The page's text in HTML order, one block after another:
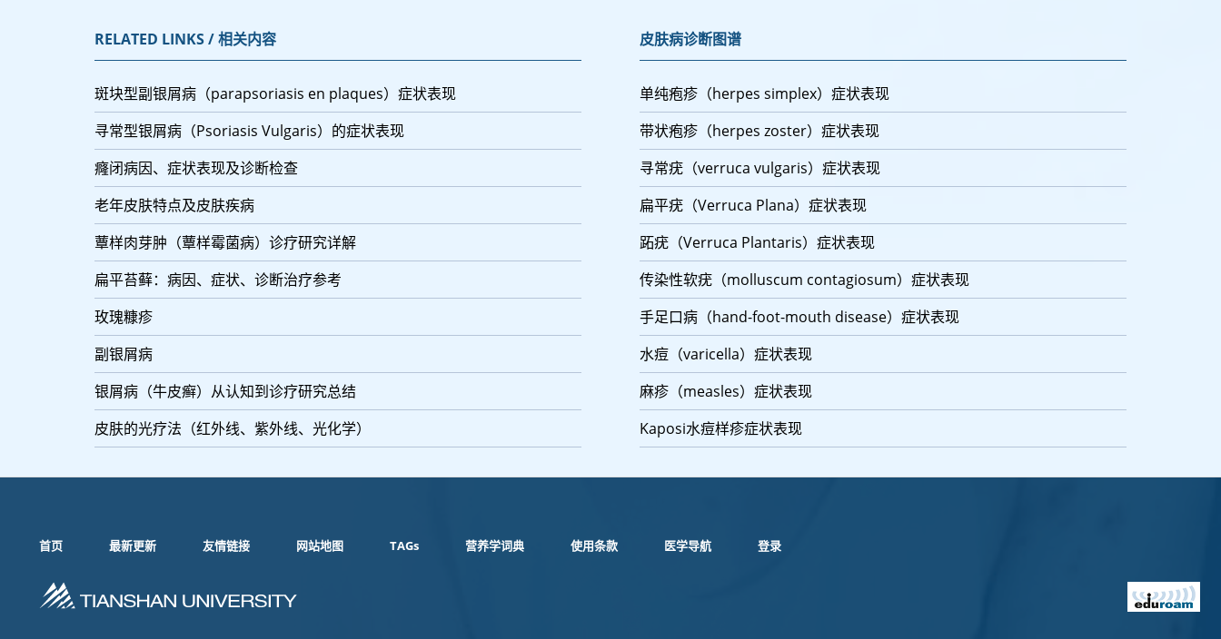
RELATED LINKS / 相关内容
斑块型副银屑病（parapsoriasis en plaques）症状表现
寻常型银屑病（Psoriasis Vulgaris）的症状表现
癃闭病因、症状表现及诊断检查
老年皮肤特点及皮肤疾病
蕈样肉芽肿（蕈样霉菌病）诊疗研究详解
扁平苔藓：病因、症状、诊断治疗参考
玫瑰糠疹
副银屑病
银屑病（牛皮癣）从认知到诊疗研究总结
皮肤的光疗法（红外线、紫外线、光化学）
皮肤病诊断图谱
单纯疱疹（herpes simplex）症状表现
带状疱疹（herpes zoster）症状表现
寻常疣（verruca vulgaris）症状表现
扁平疣（Verruca Plana）症状表现
跖疣（Verruca Plantaris）症状表现
传染性软疣（molluscum contagiosum）症状表现
手足口病（hand-foot-mouth disease）症状表现
水痘（varicella）症状表现
麻疹（measles）症状表现
Kaposi水痘样疹症状表现
首页 最新更新 友情链接 网站地图 TAGs 营养学词典 使用条款 医学导航 登录